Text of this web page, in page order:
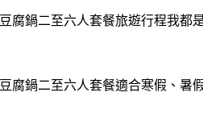
腐鍋二至六人套餐旅遊行程我都
腐鍋二至六人套餐適合寒假、暑